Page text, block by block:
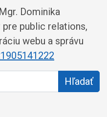
Dominika
pre public relations,
webu a správu
Hľadať